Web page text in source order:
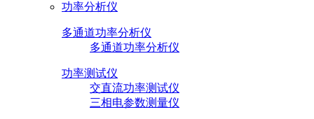
功率分析仪
多通道功率分析仪
多通道功率分析仪
功率测试仪
交直流功率测试仪
三相电参数测量仪